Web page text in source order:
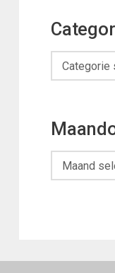
Categorieën